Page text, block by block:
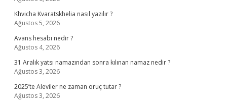
Khvicha Kvaratskhelia nasıl yazılır ?
Ağustos 5, 2026
Avans hesabı nedir ?
Ağustos 4, 2026
31 Aralık yatsı namazından sonra kılınan namaz nedir ?
Ağustos 3, 2026
2025’te Aleviler ne zaman oruç tutar ?
Ağustos 3, 2026